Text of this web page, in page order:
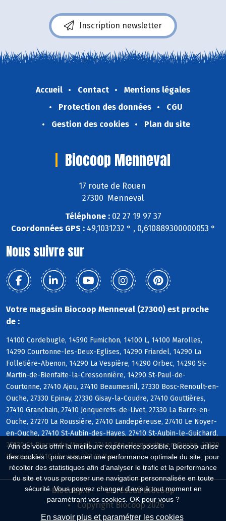
Afin de vous offrir la meilleure expérience possible, Biocoop utilise
des cookies : pour assurer une performance optimale du site, pour
récolter des statistiques afin d'analyser le trafic et la performance
du site et vous proposer une navigation personnalisée en toute
sécurité. Vous pouvez changer d'avis à tout moment en
paramétrant vos cookies. OK pour vous ?
En savoir plus et paramétrer les cookies
Inscription newsletter
Accueil Contact
Mentions légales
Protection des données
CGU
Gestion des cookies
Plan du site
Biocoop Menneval
17 route de Rouen
27300 Menneval
Téléphone :02 27 19 97 37
Coordonnées GPS :49,1031232 ° , 0,610889300000053 °
Nous suivre sur
Votre magasin Biocoop Menneval (27300) est proche
de :
14100 Cordebugle, 14590 Fumichon, 14100 L, 14100 Marolles,
14290 Courtonne-les-Deux-Eglises, 14290 Friardel, 14290 La
Folletière-Abenon, 14290 La Vespière, 14290 Orbec, 14290 St-
Martin-de-Bienfaite-la-Cressonnière, 14290 St-Paul-de-
Courtonne, 27410 Ajou, 27410 Beaumesnil, 27330 Bosc-Renoult-en-
Ouche, 27330 Epinay, 27330 Gisay-la-Coudre, 27410 Gouttières,
27410 Granchain, 27410 Jonquerets-de-Livet, 27330 La Barre-en-
Ouche, 27270 La Roussière, 27410 Landepéreuse, 27410 Le Noyer-
en-Ouche, 27410 St-Aubin-des-Hayes, 27410 St-Aubin-le-Guichard,
27330 St-Pierre-du-Mesnil, 27410 Ste-Marguerite-en-Ouche, 27330
Thevray, 27410 Thevray, 27170 Barc
Biocoop.fr
Le réseau Biocoop
Copyright Biocoop 2026